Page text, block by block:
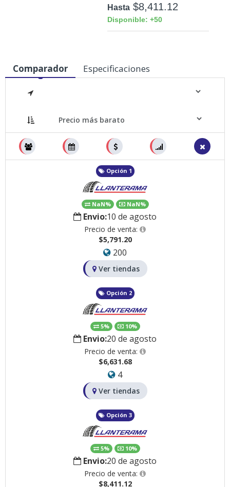
Hasta $8,411.12
Disponible: +50
Medidas
Comparador Especificaciones
Opción 1
NaN% NaN%
Envio:10 de agosto
Precio de venta:
$5,791.20
200
Ver tiendas
Opción 2
5% 10%
Envio:20 de agosto
Precio de venta:
$6,631.68
4
Ver tiendas
Opción 3
5% 10%
Envio:20 de agosto
Precio de venta:
$8,411.12